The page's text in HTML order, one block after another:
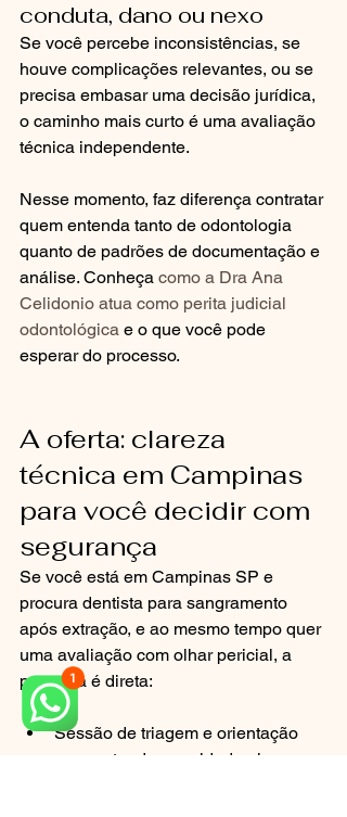
conduta, dano ou nexo
Se você percebe inconsistências, se
houve complicações relevantes, ou se
precisa embasar uma decisão jurídica,
o caminho mais curto é uma avaliação
técnica independente.
Nesse momento, faz diferença contratar
quem entenda tanto de odontologia
quanto de padrões de documentação e
análise. Conheça como a Dra Ana
Celidonio atua como perita judicial
odontológica e o que você pode
esperar do processo.
A oferta: clareza
técnica em Campinas
para você decidir com
segurança
Se você está em Campinas SP e
procura dentista para sangramento
após extração, e ao mesmo tempo quer
uma avaliação com olhar pericial, a
proposta é direta:
Sessão de triagem e orientação
para entender gravidade, risco e